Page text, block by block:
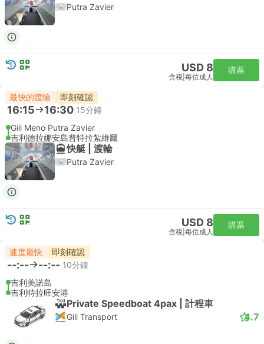
Putra Zavier
USD 8
含税 每位成人
購票
最快的渡輪 即刻確認
16:15 16:30 15分鐘
Gili Meno Putra Zavier
吉利德拉娜安島普特拉紮維爾
快艇 | 渡輪
Putra Zavier
USD 8
含税 每位成人
購票
速度最快 即刻確認
--:-- --:-- 10分鐘
吉利美諾島
吉利特拉旺安港
Private Speedboat 4pax | 計程車
Gili Transport 4.7